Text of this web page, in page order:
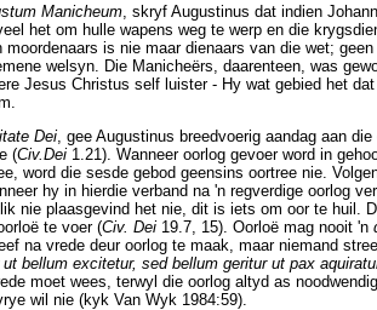
Manicheum , skryf Augustinus dat indien
het om hulle wapens weg te werp en die
moordenaars is nie maar dienaars van die wet;
welsyn. Die Manicheërs, daarenteen, was
Jesus Christus self luister - Hy wat gebied het
Dei , gee Augustinus breedvoerig aandag aan
(Civ.Dei 1.21). Wanneer oorlog gevoer word in
word die sesde gebod geensins oortree nie.
hy in hierdie verband na 'n regverdige oorlog
nie plaasgevind het nie, dit is iets om oor te huil.
te voer (Civ. Dei 19.7, 15). Oorloë mag nooit 'n
na vrede deur oorlog te maak, maar niemand
bellum excitetur, sed bellum geritur ut pax
moet wees, terwyl die oorlog altyd as
wil nie (kyk Van Wyk 1984:59).